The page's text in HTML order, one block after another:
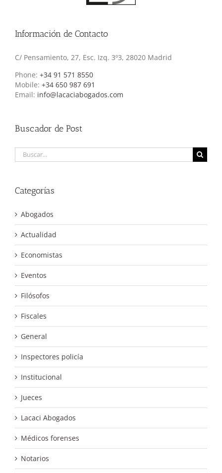
Información de Contacto
C/ Pensamiento, 27, Esc. Izq. 3º3, 28020 Madrid
Phone: +34 91 571 8550
Mobile: +34 650 987 691
Email: info@lacaciabogados.com
Buscador de Post
Buscar:
Categorías
Abogados
Actualidad
Economistas
Eventos
Filósofos
Fiscales
General
Inspectores policía
Institucional
Jueces
Lacaci Abogados
Médicos forenses
Notarios